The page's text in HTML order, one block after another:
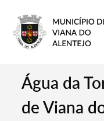
Água da
de Viana